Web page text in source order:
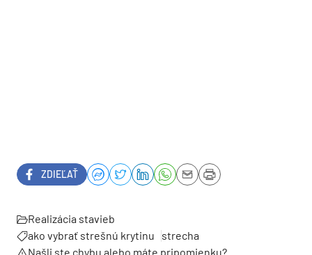
ZDIEĽAŤ
Realizácia stavieb
ako vybrať strešnú krytinu
strecha
Našli ste chybu alebo máte pripomienku?